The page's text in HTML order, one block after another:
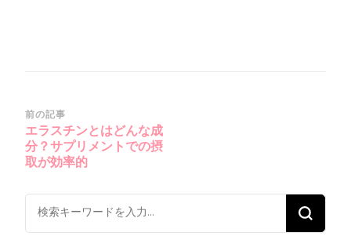
投
稿
ナ
ゲ
ー
前の記事
エラスチンとはどんな成
分？サプリメントでの摂
取が効率的
な
に